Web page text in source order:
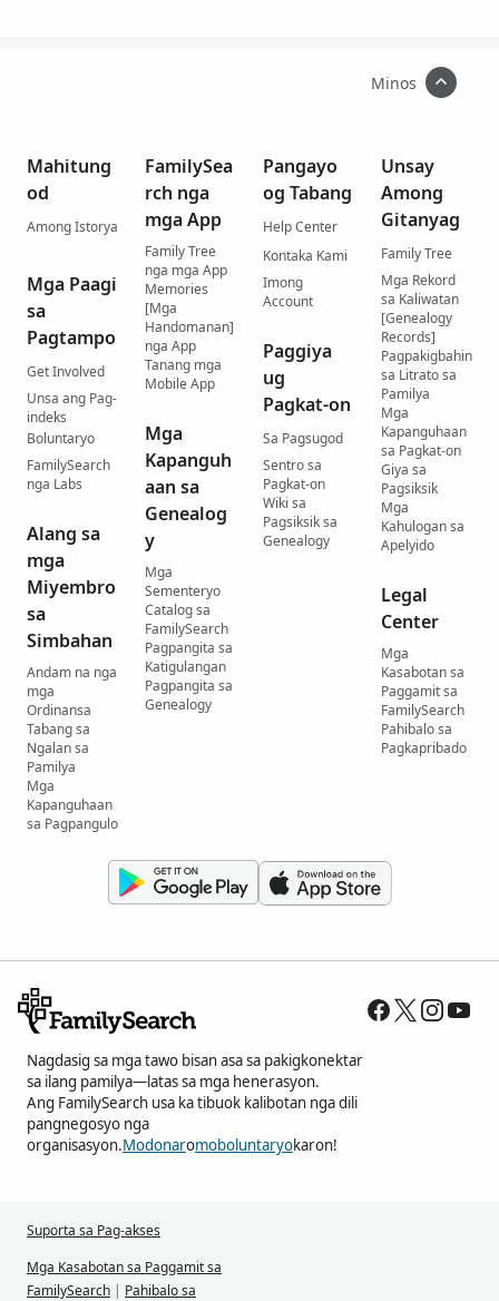
Minos
Mahitung
od
Among Istorya
Mga Paagi
sa
Pagtampo
Get Involved
Unsa ang Pag-
indeks
Boluntaryo
FamilySearch
nga Labs
Alang sa
mga
Miyembro
sa
Simbahan
Andam na nga
mga
Ordinansa
Tabang sa
Ngalan sa
Pamilya
Mga
Kapanguhaan
sa Pagpangulo
FamilySea
rch nga
mga App
Family Tree
nga mga App
Memories
[Mga
Handomanan]
nga App
Tanang mga
Mobile App
Mga
Kapanguh
aan sa
Genealog
y
Mga
Sementeryo
Catalog sa
FamilySearch
Pagpangita sa
Katigulangan
Pagpangita sa
Genealogy
Pangayo
og Tabang
Help Center
Kontaka Kami
Imong
Account
Paggiya
ug
Pagkat-on
Sa Pagsugod
Sentro sa
Pagkat-on
Wiki sa
Pagsiksik sa
Genealogy
Unsay
Among
Gitanyag
Family Tree
Mga Rekord
sa Kaliwatan
[Genealogy
Records]
Pagpakigbahin
sa Litrato sa
Pamilya
Mga
Kapanguhaan
sa Pagkat-on
Giya sa
Pagsiksik
Mga
Kahulogan sa
Apelyido
Legal
Center
Mga
Kasabotan sa
Paggamit sa
FamilySearch
Pahibalo sa
Pagkapribado
Nagdasig sa mga tawo bisan asa sa pakigkonektar
sa ilang pamilya—latas sa mga henerasyon.
Ang FamilySearch usa ka tibuok kalibotan nga dili
pangnegosyo nga
organisasyon.Modonaromoboluntaryokaron!
Suporta sa Pag-akses
Mga Kasabotan sa Paggamit sa
FamilySearch | Pahibalo sa